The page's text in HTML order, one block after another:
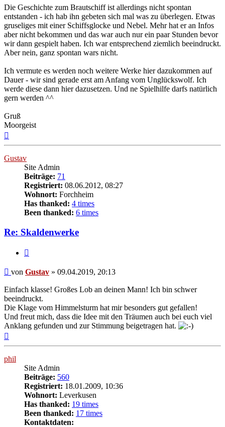
Die Geschichte zum Brautschiff ist allerdings nicht spontan
entstanden - ich hab ihn gebeten sich mal was zu überlegen. Etwas
gruseliges mit einer Schiffsglocke und Nebel. Mehr hat er an Infos
aber nicht bekommen und das war auch nur ein paar Stunden bevor
wir dann gespielt haben. Ich war entsprechend ziemlich beeindruckt.
Aber nein, ganz spontan wars nicht.
Ich vermute es werden noch weitere Werke hier dazukommen auf
Dauer - wir sind gerade erst am Anfang vom Unglückswolf. Ich
werde diese dann hier dazusetzen. Und ne Spielhilfe darfs natürlich
gern werden ^^
Gruß
Moorgeist
Gustav
Site Admin
Beiträge: 71
Registriert: 08.06.2012, 08:27
Wohnort: Forchheim
Has thanked: 4 times
Been thanked: 6 times
Re: Skaldenwerke
Beitrag
von Gustav » 09.04.2019, 20:13
Einfach klasse! Großes Lob an deinen Mann! Ich bin schwer
beeindruckt.
Die Klage vom Himmelsturm hat mir besonders gut gefallen!
Und freut mich, dass die Idee mit den Träumen auch bei euch viel
Anklang gefunden und zur Stimmung beigetragen hat.
phil
Site Admin
Beiträge: 560
Registriert: 18.01.2009, 10:36
Wohnort: Leverkusen
Has thanked: 19 times
Been thanked: 17 times
Kontaktdaten: